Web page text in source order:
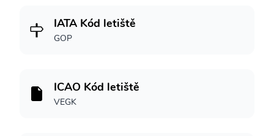
IATA Kód letiště
GOP
ICAO Kód letiště
VEGK